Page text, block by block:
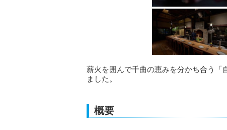
薪火を囲んで千曲の恵みを分かち合う「
ました。
概要